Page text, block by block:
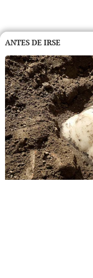
ANTES DE IRSE